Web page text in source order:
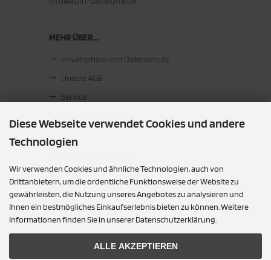
MEHR ÜBER...
Privatsphäre und Datenschutz
Unsere AGB
Service
Barzahlung bei Abholung
SOCIAL MEDIA
Diese Webseite verwendet Cookies und andere
Technologien
Wir verwenden Cookies und ähnliche Technologien, auch von
Drittanbietern, um die ordentliche Funktionsweise der Website zu
gewährleisten, die Nutzung unseres Angebotes zu analysieren und
Ihnen ein bestmögliches Einkaufserlebnis bieten zu können. Weitere
Informationen finden Sie in unserer Datenschutzerklärung.
ALLE AKZEPTIEREN